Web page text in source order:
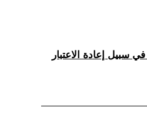
سبيل إعادة الاعتبار